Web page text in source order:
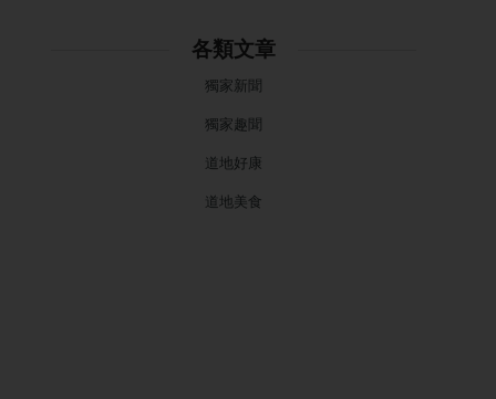
各類文章
獨家新聞
獨家趣聞
道地好康
道地美食